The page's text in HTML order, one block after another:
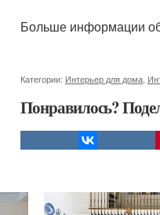
Больше информации
Категории: Интерьер для дома
Понравилось?